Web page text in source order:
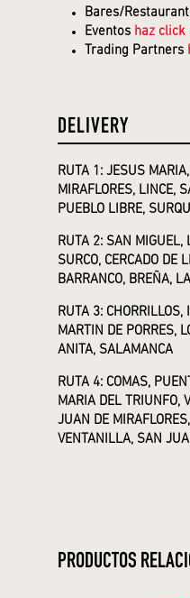
Bares/
Eventos haz click
Trading Partners
DELIVERY
RUTA 1: JESUS
MIRAFLORES, LINCE,
PUEBLO LIBRE,
RUTA 2: SAN MIGUEL,
SURCO, CERCADO DE
BARRANCO, BREÑA,
RUTA 3: CHORRILLOS,
MARTIN DE PORRES,
ANITA, SALAMANCA
RUTA 4: COMAS,
MARIA DEL TRIUNFO,
JUAN DE
VENTANILLA, SAN
PRODUCTOS